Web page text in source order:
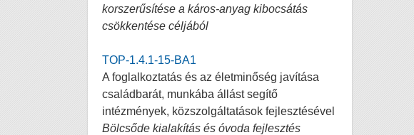
korszerűsítése a káros-anyag kibocsátás
csökkentése céljából
TOP-1.4.1-15-BA1
A foglalkoztatás és az életminőség javítása
családbarát, munkába állást segítő
intézmények, közszolgáltatások fejlesztésével
Bölcsőde kialakítás és óvoda fejlesztés